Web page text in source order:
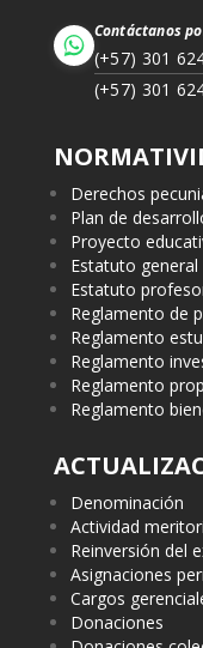
Contáctanos
(+57) 301
(+57) 301
Derechos
Plan de
Proyecto
Estatuto general
Estatuto
Reglamento de
Reglamento
Reglamento
Reglamento
Reglamento
Denominación
Actividad
Reinversión del
Asignaciones
Cargos
Donaciones